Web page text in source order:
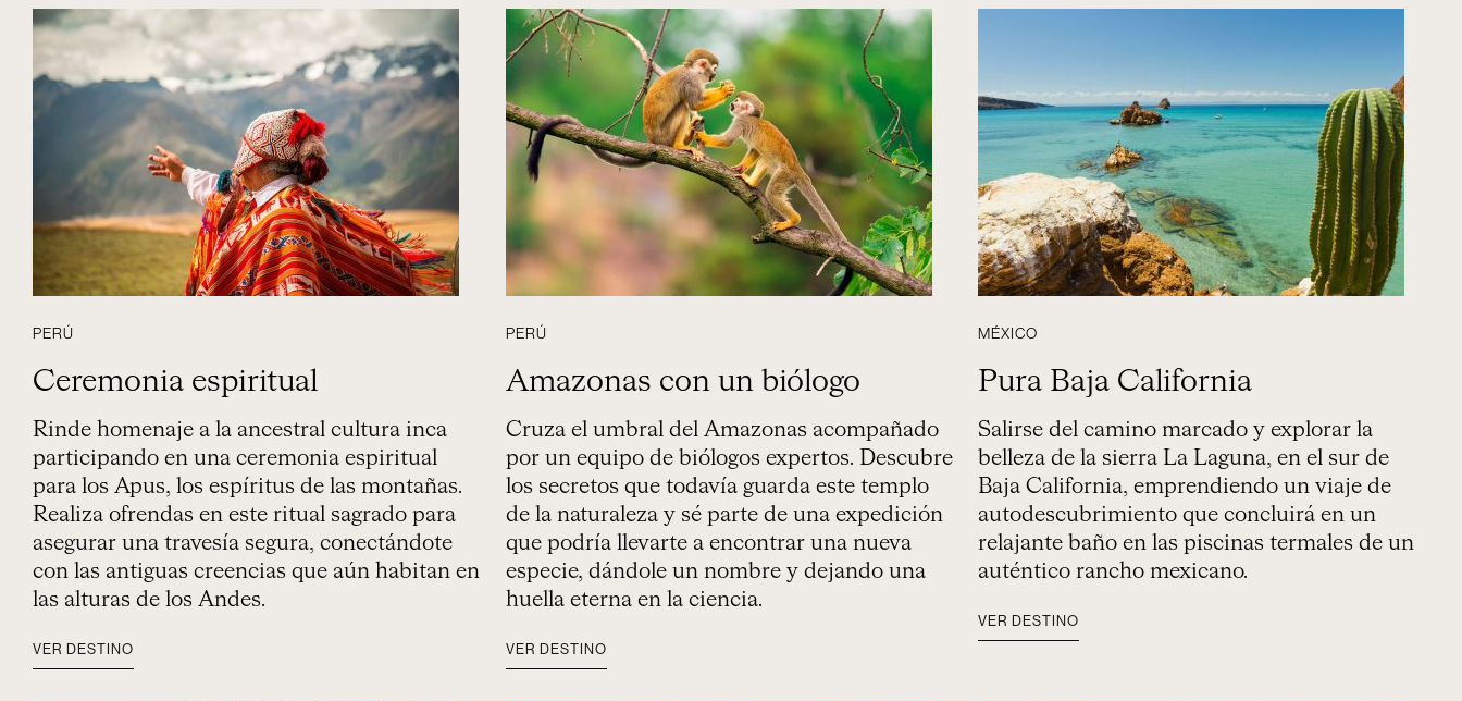
PERÚ
Ceremonia espiritual
Rinde homenaje a la ancestral cultura inca
participando en una ceremonia espiritual
para los Apus, los espíritus de las montañas.
Realiza ofrendas en este ritual sagrado para
asegurar una travesía segura, conectándote
con las antiguas creencias que aún habitan en
las alturas de los Andes.
VER DESTINO
PERÚ
Amazonas con un biólogo
Cruza el umbral del Amazonas acompañado
por un equipo de biólogos expertos. Descubre
los secretos que todavía guarda este templo
de la naturaleza y sé parte de una expedición
que podría llevarte a encontrar una nueva
especie, dándole un nombre y dejando una
huella eterna en la ciencia.
VER DESTINO
MÉXICO
Pura Baja California
Salirse del camino marcado y explorar la
belleza de la sierra La Laguna, en el sur de
Baja California, emprendiendo un viaje de
autodescubrimiento que concluirá en un
relajante baño en las piscinas termales de un
auténtico rancho mexicano.
VER DESTINO